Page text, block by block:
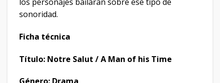
sonoridad.
Ficha técnica
Título: Notre Salut / A Man of his Time